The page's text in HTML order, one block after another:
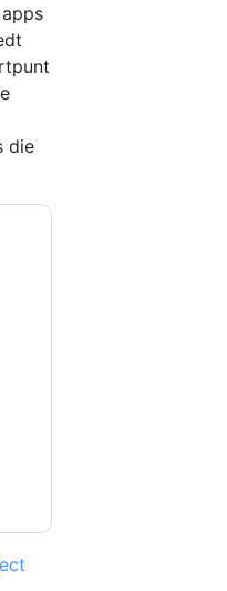
die